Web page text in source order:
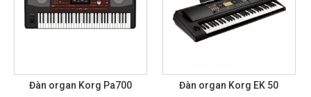
Đàn organ Korg EK 50
Đàn organ Korg Pa600